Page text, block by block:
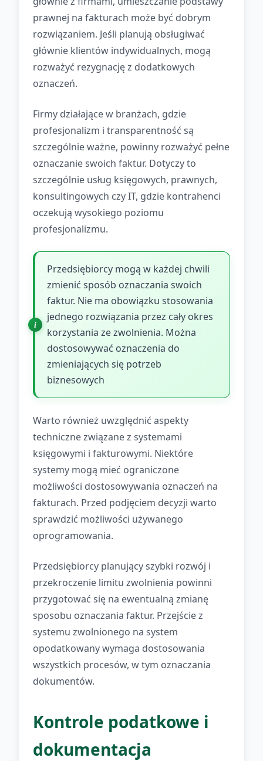
prawnej na fakturach może być dobrym
rozwiązaniem. Jeśli planują obsługiwać
głównie klientów indywidualnych, mogą
rozważyć rezygnację z dodatkowych
oznaczeń.
Firmy działające w branżach, gdzie
profesjonalizm i transparentność są
szczególnie ważne, powinny rozważyć pełne
oznaczanie swoich faktur. Dotyczy to
szczególnie usług księgowych, prawnych,
konsultingowych czy IT, gdzie kontrahenci
oczekują wysokiego poziomu
profesjonalizmu.
Przedsiębiorcy mogą w każdej chwili
zmienić sposób oznaczania swoich
faktur. Nie ma obowiązku stosowania
jednego rozwiązania przez cały okres
korzystania ze zwolnienia. Można
dostosowywać oznaczenia do
zmieniających się potrzeb
biznesowych
Warto również uwzględnić aspekty
techniczne związane z systemami
księgowymi i fakturowymi. Niektóre
systemy mogą mieć ograniczone
możliwości dostosowywania oznaczeń na
fakturach. Przed podjęciem decyzji warto
sprawdzić możliwości używanego
oprogramowania.
Przedsiębiorcy planujący szybki rozwój i
przekroczenie limitu zwolnienia powinni
przygotować się na ewentualną zmianę
sposobu oznaczania faktur. Przejście z
systemu zwolnionego na system
opodatkowany wymaga dostosowania
wszystkich procesów, w tym oznaczania
dokumentów.
Kontrole podatkowe i
dokumentacja